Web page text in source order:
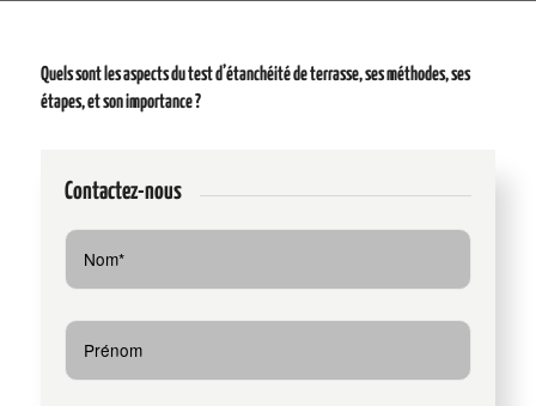
Quels sont les aspects du test d’étanchéité de terrasse, ses méthodes, ses
étapes, et son importance ?
Contactez-nous